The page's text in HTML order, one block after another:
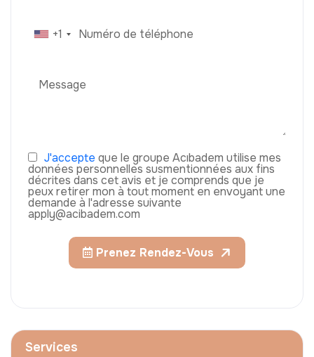
+1
J'accepte que le groupe Acıbadem utilise mes
données personnelles susmentionnées aux fins
décrites dans cet avis et je comprends que je
peux retirer mon à tout moment en envoyant une
demande à l'adresse suivante
apply@acibadem.com
Prenez Rendez-Vous
Services